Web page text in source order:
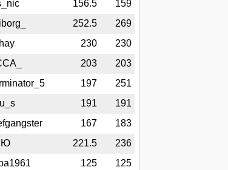
156.5 159
252.5 269
230 230
203 203
197 251
191 191
167 183
221.5 236
125 125